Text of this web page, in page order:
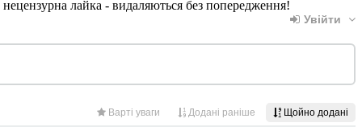
лайка - видаляються без попередження!